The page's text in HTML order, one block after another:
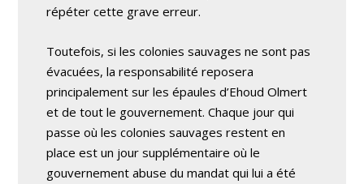
répéter cette grave erreur.
Toutefois, si les colonies sauvages ne sont pas
évacuées, la responsabilité reposera
principalement sur les épaules d’Ehoud Olmert
et de tout le gouvernement. Chaque jour qui
passe où les colonies sauvages restent en
place est un jour supplémentaire où le
gouvernement abuse du mandat qui lui a été